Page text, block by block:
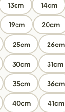
13cm 14cm
19cm 20cm
25cm 26cm
30cm 31cm
35cm 36cm
40cm 41cm